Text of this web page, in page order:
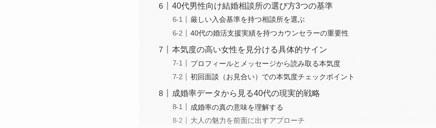
40代男性向け結婚相談所の選び方3つの基準
厳しい入会基準を持つ相談所を選ぶ
40代の婚活支援実績を持つカウンセラーの重要性
本気度の高い女性を見分ける具体的サイン
プロフィールとメッセージから読み取る本気度
初回面談（お見合い）での本気度チェックポイント
成婚率データから見る40代の現実的戦略
成婚率の真の意味を理解する
大人の魅力を前面に出すアプローチ